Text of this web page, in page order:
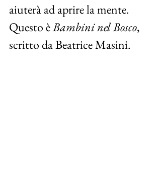
aiuterà ad aprire la mente.
Questo è Bambini nel Bosco,
scritto da Beatrice Masini.